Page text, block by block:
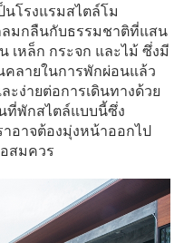
รงแรมสไตล์โม
ลมกลืนกับธรรมชาติที่แสน
เหล็ก กระจก และไม้ ซึ่งมี
คลายในการพักผ่อนแล้ว
ะง่ายต่อการเดินทางด้วย
ที่พักสไตล์แบบนี้ซึ่ง
อาจต้องมุ่งหน้าออกไป
สมควร